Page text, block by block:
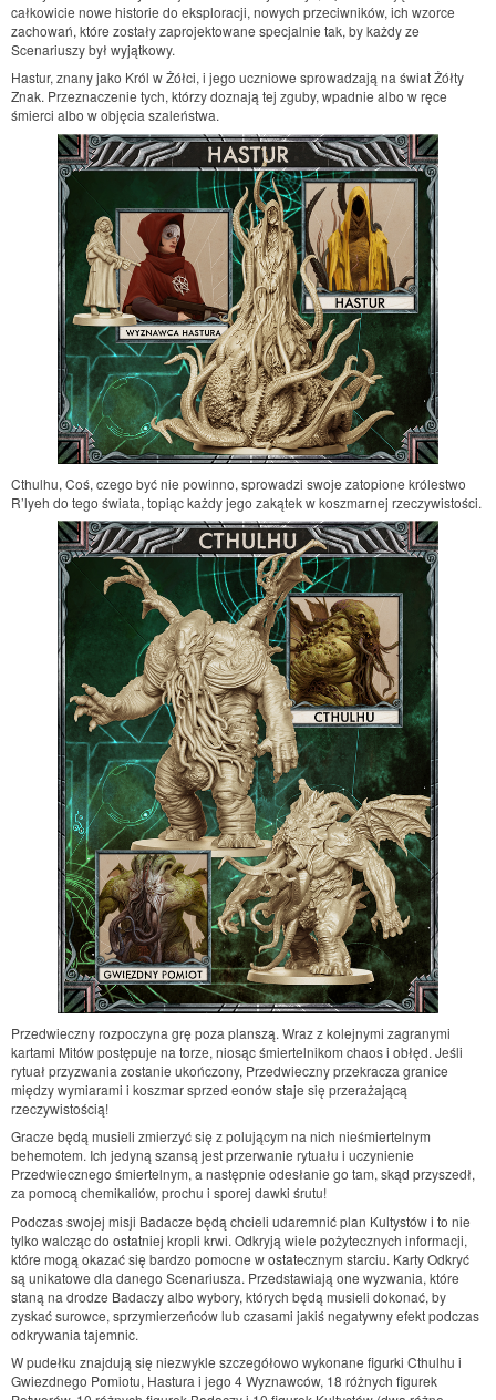
całkowicie nowe historie do eksploracji, nowych przeciwników, ich wzorce
zachowań, które zostały zaprojektowane specjalnie tak, by każdy ze
Scenariuszy był wyjątkowy.
Hastur, znany jako Król w Żółci, i jego uczniowe sprowadzają na świat Żółty
Znak. Przeznaczenie tych, którzy doznają tej zguby, wpadnie albo w ręce
śmierci albo w objęcia szaleństwa.
Cthulhu, Coś, czego być nie powinno, sprowadzi swoje zatopione królestwo
R’lyeh do tego świata, topiąc każdy jego zakątek w koszmarnej rzeczywistości.
Przedwieczny rozpoczyna grę poza planszą. Wraz z kolejnymi zagranymi
kartami Mitów postępuje na torze, niosąc śmiertelnikom chaos i obłęd. Jeśli
rytuał przyzwania zostanie ukończony, Przedwieczny przekracza granice
między wymiarami i koszmar sprzed eonów staje się przerażającą
rzeczywistością!
Gracze będą musieli zmierzyć się z polującym na nich nieśmiertelnym
behemotem. Ich jedyną szansą jest przerwanie rytuału i uczynienie
Przedwiecznego śmiertelnym, a następnie odesłanie go tam, skąd przyszedł,
za pomocą chemikaliów, prochu i sporej dawki śrutu!
Podczas swojej misji Badacze będą chcieli udaremnić plan Kultystów i to nie
tylko walcząc do ostatniej kropli krwi. Odkryją wiele pożytecznych informacji,
które mogą okazać się bardzo pomocne w ostatecznym starciu. Karty Odkryć
są unikatowe dla danego Scenariusza. Przedstawiają one wyzwania, które
staną na drodze Badaczy albo wybory, których będą musieli dokonać, by
zyskać surowce, sprzymierzeńców lub czasami jakiś negatywny efekt podczas
odkrywania tajemnic.
W pudełku znajdują się niezwykle szczegółowo wykonane figurki Cthulhu i
Gwiezdnego Pomiotu, Hastura i jego 4 Wyznawców, 18 różnych figurek